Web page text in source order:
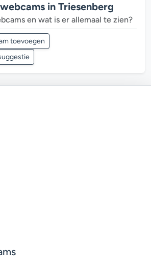
in Triesenberg
en wat is er allemaal te zien?
toevoegen